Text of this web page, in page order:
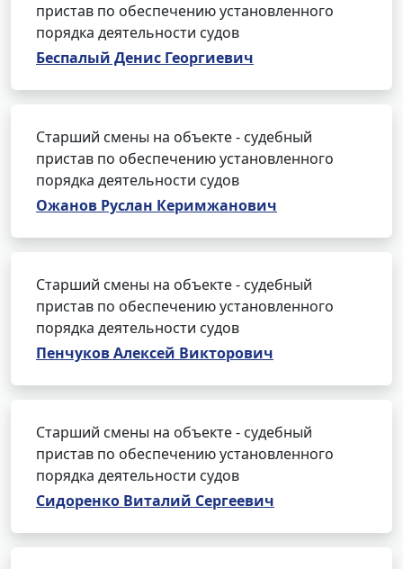
пристав по обеспечению установленного
порядка деятельности судов
Беспалый Денис Георгиевич
Старший смены на объекте - судебный
пристав по обеспечению установленного
порядка деятельности судов
Ожанов Руслан Керимжанович
Старший смены на объекте - судебный
пристав по обеспечению установленного
порядка деятельности судов
Пенчуков Алексей Викторович
Старший смены на объекте - судебный
пристав по обеспечению установленного
порядка деятельности судов
Сидоренко Виталий Сергеевич